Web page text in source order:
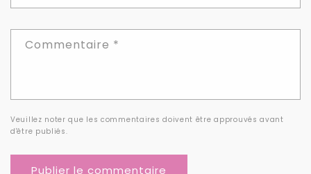
Commentaire *
Veuillez noter que les commentaires doivent être approuvés avant
d'être publiés.